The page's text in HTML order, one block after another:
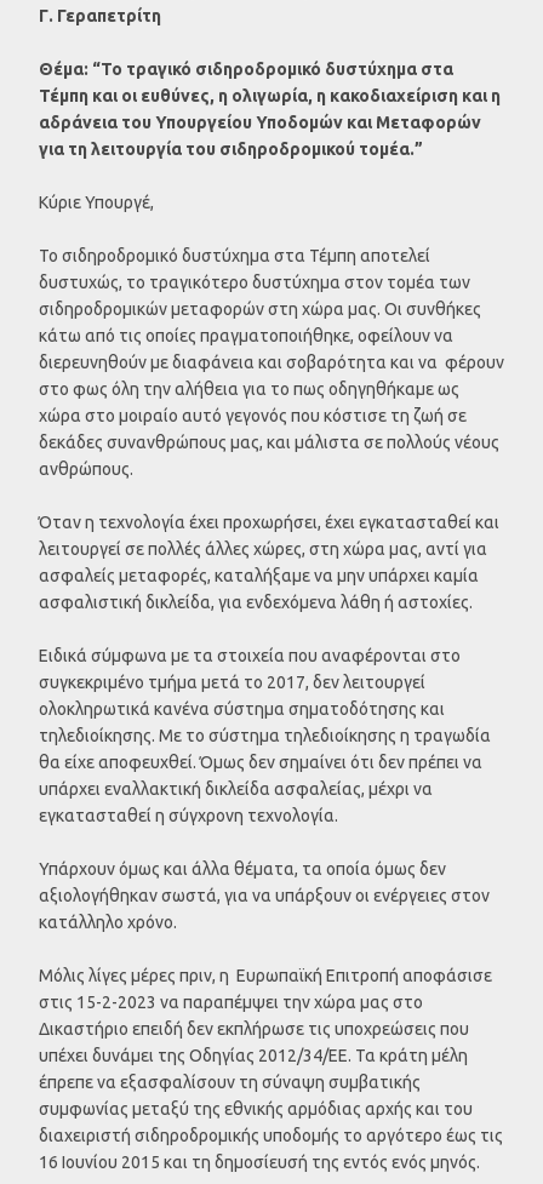
Γ. Γεραπετρίτη
Θέμα: “Το τραγικό σιδηροδρομικό δυστύχημα στα
Τέμπη και οι ευθύνες, η ολιγωρία, η κακοδιαχείριση και η
αδράνεια του Υπουργείου Υποδομών και Μεταφορών
για τη λειτουργία του σιδηροδρομικού τομέα.”
Κύριε Υπουργέ,
Το σιδηροδρομικό δυστύχημα στα Τέμπη αποτελεί
δυστυχώς, το τραγικότερο δυστύχημα στον τομέα των
σιδηροδρομικών μεταφορών στη χώρα μας. Οι συνθήκες
κάτω από τις οποίες πραγματοποιήθηκε, οφείλουν να
διερευνηθούν με διαφάνεια και σοβαρότητα και να φέρουν
στο φως όλη την αλήθεια για το πως οδηγηθήκαμε ως
χώρα στο μοιραίο αυτό γεγονός που κόστισε τη ζωή σε
δεκάδες συνανθρώπους μας, και μάλιστα σε πολλούς νέους
ανθρώπους.
Όταν η τεχνολογία έχει προχωρήσει, έχει εγκατασταθεί και
λειτουργεί σε πολλές άλλες χώρες, στη χώρα μας, αντί για
ασφαλείς μεταφορές, καταλήξαμε να μην υπάρχει καμία
ασφαλιστική δικλείδα, για ενδεχόμενα λάθη ή αστοχίες.
Ειδικά σύμφωνα με τα στοιχεία που αναφέρονται στο
συγκεκριμένο τμήμα μετά το 2017, δεν λειτουργεί
ολοκληρωτικά κανένα σύστημα σηματοδότησης και
τηλεδιοίκησης. Με το σύστημα τηλεδιοίκησης η τραγωδία
θα είχε αποφευχθεί. Όμως δεν σημαίνει ότι δεν πρέπει να
υπάρχει εναλλακτική δικλείδα ασφαλείας, μέχρι να
εγκατασταθεί η σύγχρονη τεχνολογία.
Υπάρχουν όμως και άλλα θέματα, τα οποία όμως δεν
αξιολογήθηκαν σωστά, για να υπάρξουν οι ενέργειες στον
κατάλληλο χρόνο.
Μόλις λίγες μέρες πριν, η Ευρωπαϊκή Επιτροπή αποφάσισε
στις 15-2-2023 να παραπέμψει την χώρα μας στο
Δικαστήριο επειδή δεν εκπλήρωσε τις υποχρεώσεις που
υπέχει δυνάμει της Οδηγίας 2012/34/ΕΕ. Τα κράτη μέλη
έπρεπε να εξασφαλίσουν τη σύναψη συμβατικής
συμφωνίας μεταξύ της εθνικής αρμόδιας αρχής και του
διαχειριστή σιδηροδρομικής υποδομής το αργότερο έως τις
16 Ιουνίου 2015 και τη δημοσίευσή της εντός ενός μηνός.